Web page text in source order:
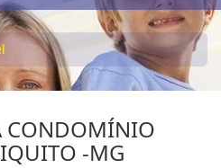
CONDOMÍNIO
-MG